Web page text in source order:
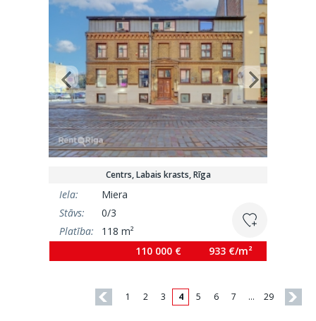
Centrs, Labais krasts, Rīga
Iela:
Miera
Stāvs:
0/3
Platība:
118 m²
110 000 €
933 €/m²
1 2 3 4 5 6 7 … 29